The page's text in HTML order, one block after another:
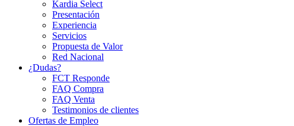
Kardia Select
Presentación
Experiencia
Servicios
Propuesta de Valor
Red Nacional
¿Dudas?
FCT Responde
FAQ Compra
FAQ Venta
Testimonios de clientes
Ofertas de Empleo